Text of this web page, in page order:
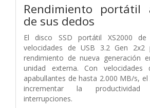
Rendimiento portátil
de sus dedos
El disco SSD portátil XS2000 de
velocidades de USB 3.2 Gen 2x2
rendimiento de nueva generación
unidad externa. Con velocidades
apabullantes de hasta 2.000 MB/s, el
incrementar la
interrupciones.